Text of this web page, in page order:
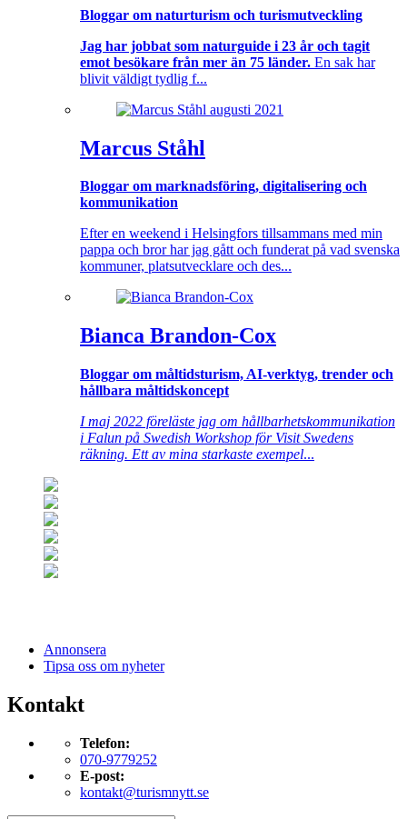
Bloggar om naturturism och turismutveckling
Jag har jobbat som naturguide i 23 år och tagit
emot besökare från mer än 75 länder. En sak har
blivit väldigt tydlig f...
Marcus Ståhl
Bloggar om marknadsföring, digitalisering och
kommunikation
Efter en weekend i Helsingfors tillsammans med min
pappa och bror har jag gått och funderat på vad svenska
kommuner, platsutvecklare och des...
Bianca Brandon-Cox
Bloggar om måltidsturism, AI-verktyg, trender och
hållbara måltidskoncept
I maj 2022 föreläste jag om hållbarhetskommunikation
i Falun på Swedish Workshop för Visit Swedens
räkning. Ett av mina starkaste exempel...
Annonsera
Tipsa oss om nyheter
Kontakt
Telefon:
070-9779252
E-post:
kontakt@turismnytt.se